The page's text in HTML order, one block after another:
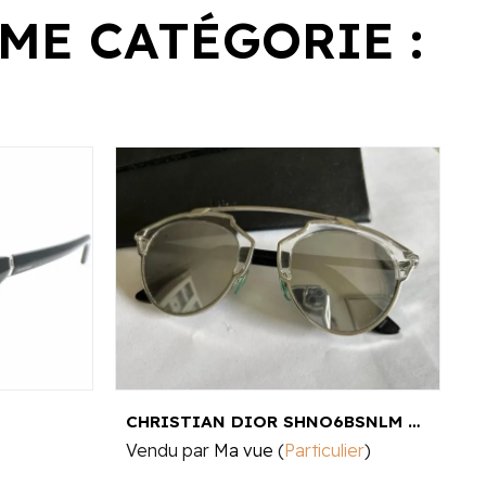
CATÉGORIE :
CHRISTIAN DIOR SHNO6BSNLM SO REAL
Vendu par Ma vue (Particulier)